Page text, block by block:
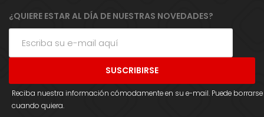
¿QUIERE ESTAR AL DÍA DE NUESTRAS NOVEDADES?
Reciba nuestra información cómodamente en su e-mail. Puede borrarse
cuando quiera.